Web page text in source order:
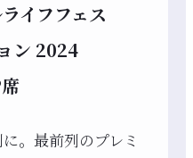
イフフェス
ン 2024
。最前列のプレミ